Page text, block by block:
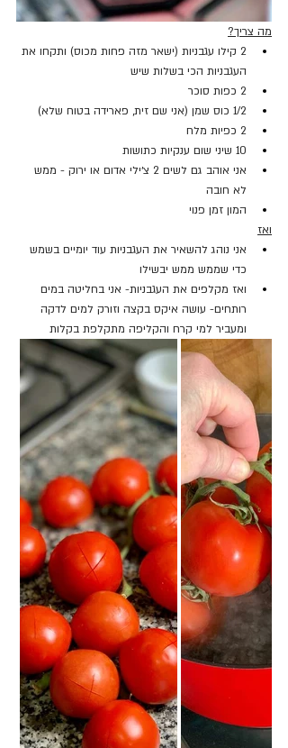
מה צריך?
2 קילו עגבניות (ישאר מזה פחות מכוס) ותקחו את
העגבניות הכי בשלות שיש
2 כפות סוכר
1/2 כוס שמן (אני שם זית, פארידה בטוח שלא)
2 כפיות מלח
10 שיני שום ענקיות כתושות
אני אוהב גם לשים 2 צ׳ילי אדום או ירוק - ממש
לא חובה
המון זמן פנוי
ואז
אני נוהג להשאיר את העגבניות עוד יומיים בשמש
כדי שממש ממש יבשילו
ואז מקלפים את העגבניות- אני בחליטה במים
רותחים- עושה איקס בקצה וזורק למים לדקה
ומעביר למי קרח והקליפה מתקלפת בקלות